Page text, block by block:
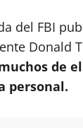
del FBI
Donald
de
personal.